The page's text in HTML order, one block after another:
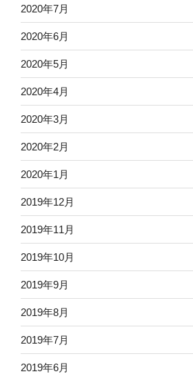
2020年7月
2020年6月
2020年5月
2020年4月
2020年3月
2020年2月
2020年1月
2019年12月
2019年11月
2019年10月
2019年9月
2019年8月
2019年7月
2019年6月